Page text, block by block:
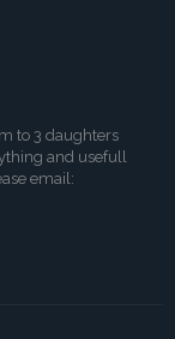
to 3 daughters
and usefull
email: